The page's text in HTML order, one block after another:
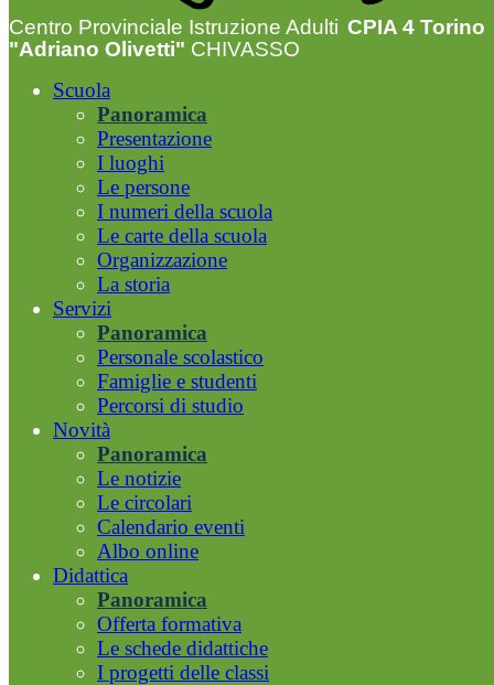
Centro Provinciale Istruzione Adulti CPIA 4 Torino
"Adriano Olivetti" CHIVASSO
Scuola
Panoramica
Presentazione
I luoghi
Le persone
I numeri della scuola
Le carte della scuola
Organizzazione
La storia
Servizi
Panoramica
Personale scolastico
Famiglie e studenti
Percorsi di studio
Novità
Panoramica
Le notizie
Le circolari
Calendario eventi
Albo online
Didattica
Panoramica
Offerta formativa
Le schede didattiche
I progetti delle classi